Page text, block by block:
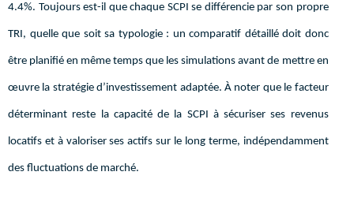
4.4%. Toujours est-il que chaque SCPI se différencie par son propre
TRI, quelle que soit sa typologie : un comparatif détaillé doit donc
être planifié en même temps que les simulations avant de mettre en
œuvre la stratégie d’investissement adaptée. À noter que le facteur
déterminant reste la capacité de la SCPI à sécuriser ses revenus
locatifs et à valoriser ses actifs sur le long terme, indépendamment
des fluctuations de marché.